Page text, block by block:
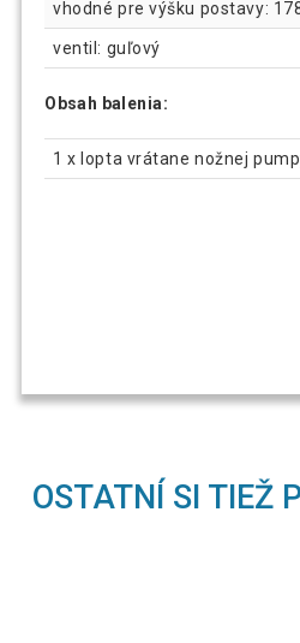
vhodné pre výšku postavy:
ventil: guľový
Obsah balenia:
1 x lopta vrátane nožnej
OSTATNÍ SI TIEŽ